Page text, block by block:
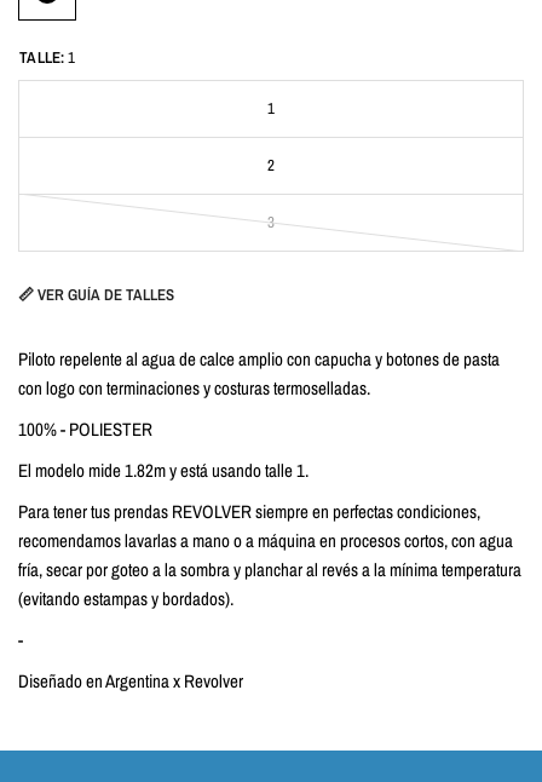
TALLE:1
1
2
3
📏 VER GUÍA DE TALLES
Piloto repelente al agua de calce amplio con capucha y botones de pasta
con logo con terminaciones y costuras termoselladas.
100% - POLIESTER
El modelo mide 1.82m y está usando talle 1.
Para tener tus prendas REVOLVER siempre en perfectas condiciones,
recomendamos lavarlas a mano o a máquina en procesos cortos, con agua
fría, secar por goteo a la sombra y planchar al revés a la mínima temperatura
(evitando estampas y bordados).
-
Diseñado en Argentina x Revolver